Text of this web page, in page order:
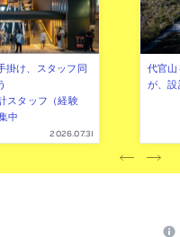
掛け、スタッフ同
スタッフ（経験
中
2026.07.31
代官
が、